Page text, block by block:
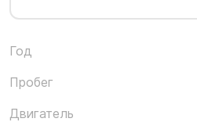
Год
Пробег
Двигатель